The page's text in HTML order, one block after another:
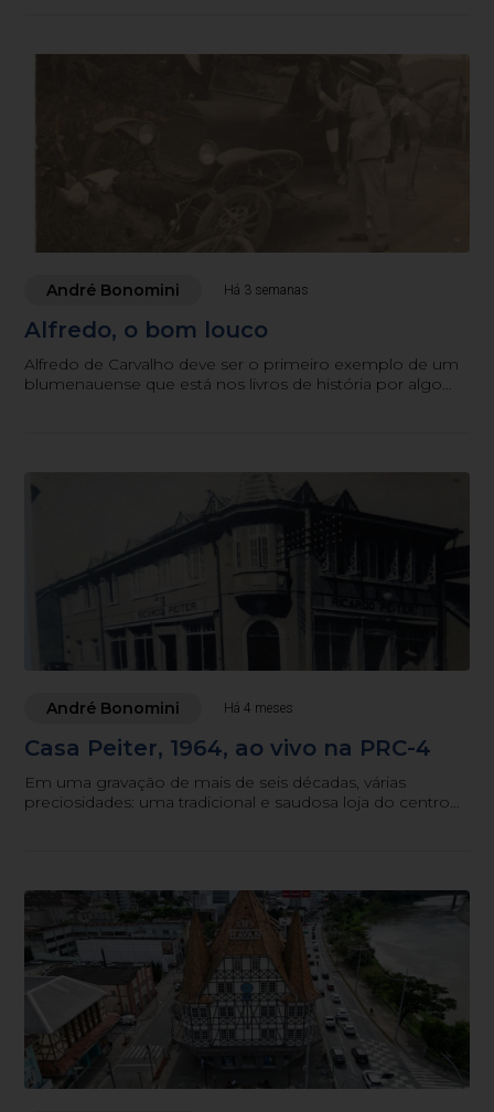
André Bonomini Há 3 semanas
Alfredo, o bom louco
Alfredo de Carvalho deve ser o primeiro exemplo de um
blumenauense que está nos livros de história por algo
André Bonomini Há 4 meses
Casa Peiter, 1964, ao vivo na PRC-4
Em uma gravação de mais de seis décadas, várias
preciosidades: uma tradicional e saudosa loja do centro